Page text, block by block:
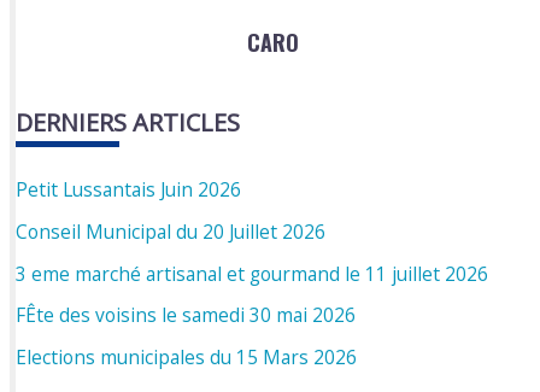
CARO
DERNIERS ARTICLES
Petit Lussantais Juin 2026
Conseil Municipal du 20 Juillet 2026
3 eme marché artisanal et gourmand le 11 juillet 2026
FÊte des voisins le samedi 30 mai 2026
Elections municipales du 15 Mars 2026